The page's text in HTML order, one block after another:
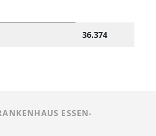
36.374
ESSEN-